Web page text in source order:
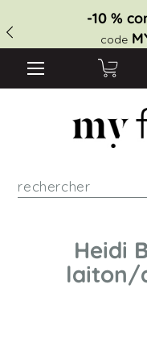
-10 %
code
Heidi
laiton/